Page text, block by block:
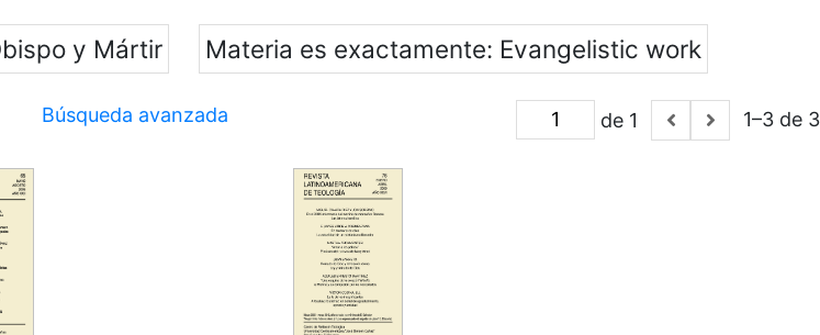
y Mártir Materia es exactamente Evangelistic work
de 1 1–3 de 3
Búsqueda avanzada